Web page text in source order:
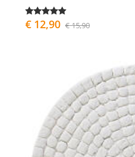
€ 12,90 € 15,90